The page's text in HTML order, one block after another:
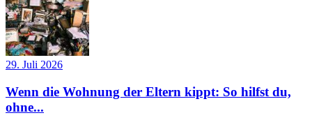
29. Juli 2026
Wenn die Wohnung der Eltern kippt: So hilfst du,
ohne...